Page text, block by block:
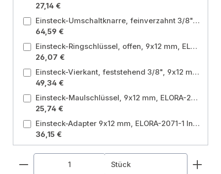
27,14 €
Einsteck-Umschaltknarre, feinverzahnt 3/8", 9x12 mm, ELORA-2072-2 Abtrieb: 3/8 Zoll / Aufnahme: 9x12 mm
64,59 €
Einsteck-Ringschlüssel, offen, 9x12 mm, ELORA-2063-17 mm Schlüsselweite: 17 mm
26,07 €
Einsteck-Vierkant, feststehend 3/8", 9x12 mm, ELORA-2074-2 Abtrieb: 3/8 Zoll / Aufnahme: 9x12 mm
49,34 €
Einsteck-Maulschlüssel, 9x12 mm, ELORA-2052-15 mm Aufnahme: 9x12 mm / Schlüsselweite: 15 mm
25,74 €
Einsteck-Adapter 9x12 mm, ELORA-2071-1 Innenvierkant: 9x12
36,15 €
Produkt Anzahl: Gib den gewünschten Wert
Stück